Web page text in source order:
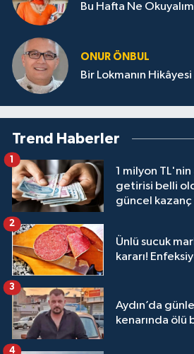
Bu Hafta Ne
ONUR ÖNBUL
Bir Lokmanın Hikâyesi
Trend Haberler
1 milyon
getirisi belli
güncel
1
Ünlü sucuk
kararı!
2
Aydın’da
kenarında ölü
3
4